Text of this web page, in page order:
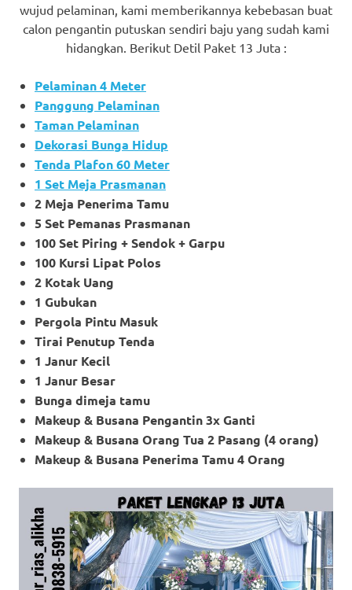
wujud pelaminan, kami memberikannya kebebasan buat
calon pengantin putuskan sendiri baju yang sudah kami
hidangkan. Berikut Detil Paket 13 Juta :
Pelaminan 4 Meter
Panggung Pelaminan
Taman Pelaminan
Dekorasi Bunga Hidup
Tenda Plafon 60 Meter
1 Set Meja Prasmanan
2 Meja Penerima Tamu
5 Set Pemanas Prasmanan
100 Set Piring + Sendok + Garpu
100 Kursi Lipat Polos
2 Kotak Uang
1 Gubukan
Pergola Pintu Masuk
Tirai Penutup Tenda
1 Janur Kecil
1 Janur Besar
Bunga dimeja tamu
Makeup & Busana Pengantin 3x Ganti
Makeup & Busana Orang Tua 2 Pasang (4 orang)
Makeup & Busana Penerima Tamu 4 Orang